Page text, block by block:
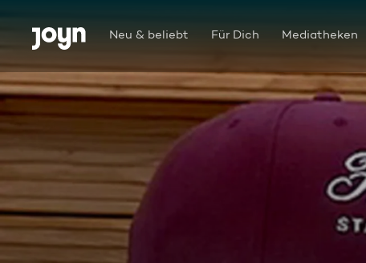
Zum Inhalt springen
Barrierefrei Neu & beliebt Für Dich Mediatheken